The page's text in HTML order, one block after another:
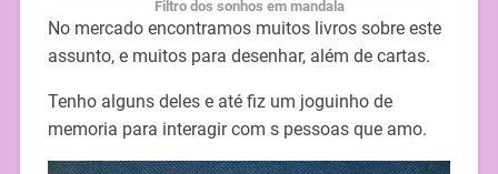
Filtro dos sonhos em mandala
No mercado encontramos muitos livros sobre este
assunto, e muitos para desenhar, além de cartas.
Tenho alguns deles e até fiz um joguinho de
memoria para interagir com s pessoas que amo.